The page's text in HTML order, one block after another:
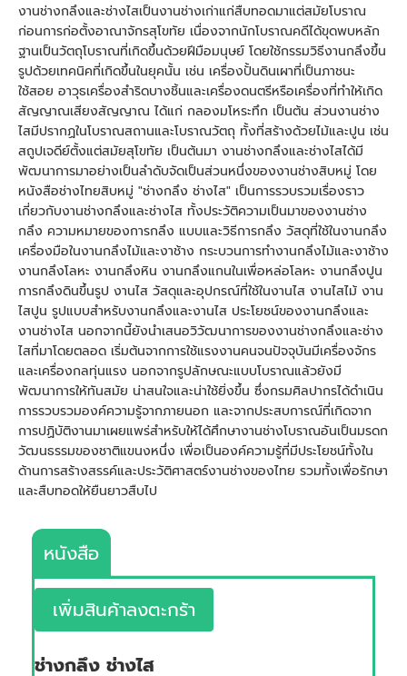
งานช่างกลึงและช่างไสเป็นงานช่างเก่าแก่สืบทอดมาแต่สมัยโบราณ
ก่อนการก่อตั้งอาณาจักรสุโขทัย เนื่องจากนักโบราณคดีได้ขุดพบหลัก
ฐานเป็นวัตถุโบราณที่เกิดขึ้นด้วยฝีมือมนุษย์ โดยใช้กรรมวิธีงานกลึงขึ้น
รูปด้วยเทคนิคที่เกิดขึ้นในยุคนั้น เช่น เครื่องปั้นดินเผาที่เป็นภาชนะ
ใช้สอย อาวุธเครื่องสำริดบางชิ้นและเครื่องดนตรีหรือเครื่องที่ทำให้เกิด
สัญญาณเสียงสัญญาณ ได้แก่ กลองมโหระทึก เป็นต้น ส่วนงานช่าง
ไสมีปรากฏในโบราณสถานและโบราณวัตถุ ทั้งที่สร้างด้วยไม้และปูน เช่น
สถูปเจดีย์ตั้งแต่สมัยสุโขทัย เป็นต้นมา งานช่างกลึงและช่างไสได้มี
พัฒนาการมาอย่างเป็นลำดับจัดเป็นส่วนหนึ่งของงานช่างสิบหมู่ โดย
หนังสือช่างไทยสิบหมู่ "ช่างกลึง ช่างไส" เป็นการรวบรวมเรื่องราว
เกี่ยวกับงานช่างกลึงและช่างไส ทั้งประวัติความเป็นมาของงานช่าง
กลึง ความหมายของการกลึง แบบและวิธีการกลึง วัสดุที่ใช้ในงานกลึง
เครื่องมือในงานกลึงไม้และงาช้าง กระบวนการทำงานกลึงไม้และงาช้าง
งานกลึงโลหะ งานกลึงหิน งานกลึงแกนในเพื่อหล่อโลหะ งานกลึงปูน
การกลึงดินขึ้นรูป งานไส วัสดุและอุปกรณ์ที่ใช้ในงานไส งานไสไม้ งาน
ไสปูน รูปแบบสำหรับงานกลึงและงานไส ประโยชน์ของงานกลึงและ
งานช่างไส นอกจากนี้ยังนำเสนอวิวัฒนาการของงานช่างกลึงและช่าง
ไสที่มาโดยตลอด เริ่มต้นจากการใช้แรงงานคนจนปัจจุบันมีเครื่องจักร
และเครื่องกลทุ่นแรง นอกจากรูปลักษณะแบบโบราณแล้วยังมี
พัฒนาการให้ทันสมัย น่าสนใจและน่าใช้ยิ่งขึ้น ซึ่งกรมศิลปากรได้ดำเนิน
การรวบรวมองค์ความรู้จากภายนอก และจากประสบการณ์ที่เกิดจาก
การปฏิบัติงานมาเผยแพร่สำหรับให้ได้ศึกษางานช่างโบราณอันเป็นมรดก
วัฒนธรรมของชาติแขนงหนึ่ง เพื่อเป็นองค์ความรู้ที่มีประโยชน์ทั้งใน
ด้านการสร้างสรรค์และประวัติศาสตร์งานช่างของไทย รวมทั้งเพื่อรักษา
และสืบทอดให้ยืนยาวสืบไป
หนังสือ
เพิ่มสินค้าลงตะกร้า
ช่างกลึง ช่างไส